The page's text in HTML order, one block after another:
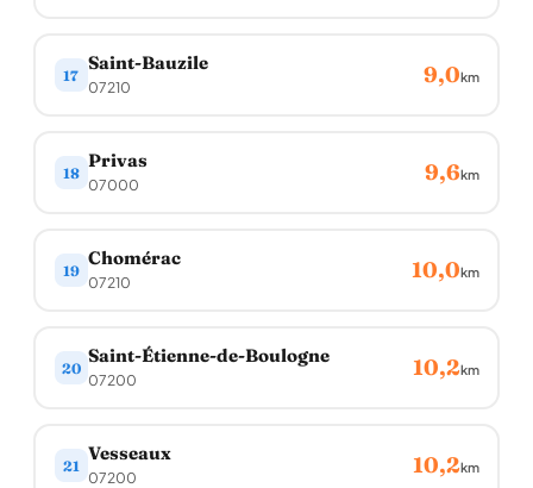
17
Saint-Bauzile
07210 9,0km
18
Privas
07000 9,6km
19
Chomérac
07210 10,0km
20
Saint-Étienne-de-Boulogne
07200 10,2km
21
Vesseaux
07200 10,2km